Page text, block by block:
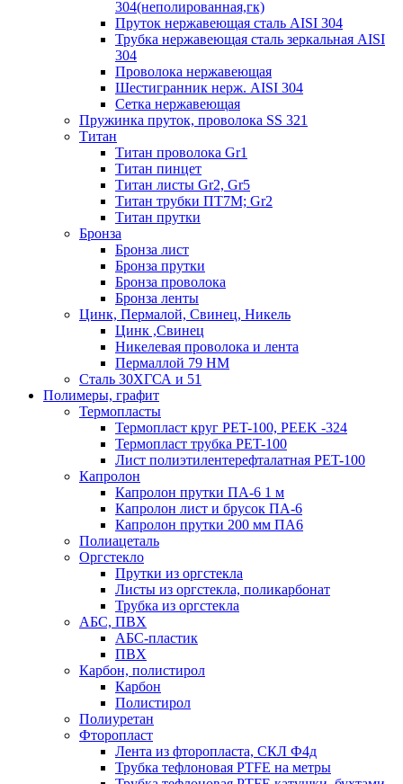
304(неполированная,гк)
Пруток нержавеющая сталь AISI 304
Трубка нержавеющая сталь зеркальная AISI
304
Проволока нержавеющая
Шестигранник нерж. AISI 304
Сетка нержавеющая
Пружинка пруток, проволока SS 321
Титан
Титан проволока Gr1
Титан пинцет
Титан листы Gr2, Gr5
Титан трубки ПТ7М; Gr2
Титан прутки
Бронза
Бронза лист
Бронза прутки
Бронза проволока
Бронза ленты
Цинк, Пермалой, Свинец, Никель
Цинк ,Свинец
Никелевая проволока и лента
Пермаллой 79 НМ
Сталь 30ХГСА и 51
Полимеры, графит
Термопласты
Термопласт круг PET-100, PEEK -324
Термопласт трубка PET-100
Лист полиэтилентерефталатная PET-100
Капролон
Капролон прутки ПА-6 1 м
Капролон лист и брусок ПА-6
Капролон прутки 200 мм ПА6
Полиацеталь
Оргстекло
Прутки из оргстекла
Листы из оргстекла, поликарбонат
Трубка из оргстекла
АБС, ПВХ
АБС-пластик
ПВХ
Карбон, полистирол
Карбон
Полистирол
Полиуретан
Фторопласт
Лента из фторопласта, СКЛ Ф4д
Трубка тефлоновая PTFE на метры